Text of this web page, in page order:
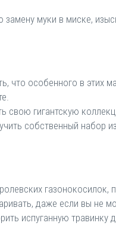
муки в миске,
что особенного в этих
гигантскую
собственный набор
газонокосилок,
даже если вы не
испуганную